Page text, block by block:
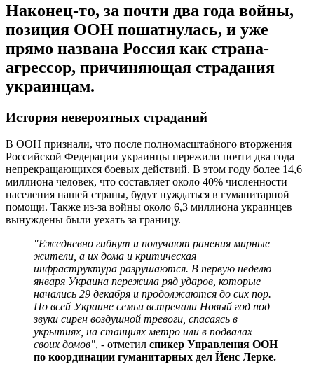
Наконец-то, за почти два года войны,
позиция ООН пошатнулась, и уже
прямо названа Россия как страна-
агрессор, причиняющая страдания
украинцам.
История невероятных страданий
В ООН признали, что после полномасштабного вторжения
Российской Федерации украинцы пережили почти два года
непрекращающихся боевых действий. В этом году более 14,6
миллиона человек, что составляет около 40% численности
населения нашей страны, будут нуждаться в гуманитарной
помощи. Также из-за войны около 6,3 миллиона украинцев
вынуждены были уехать за границу.
"Ежедневно гибнут и получают ранения мирные
жители, а их дома и критическая
инфраструктура разрушаются. В первую неделю
января Украина пережила ряд ударов, которые
начались 29 декабря и продолжаются до сих пор.
По всей Украине семьи встречали Новый год под
звуки сирен воздушной тревоги, спасаясь в
укрытиях, на станциях метро или в подвалах
своих домов", - отметил спикер Управления ООН
по координации гуманитарных дел Йенс Лерке.